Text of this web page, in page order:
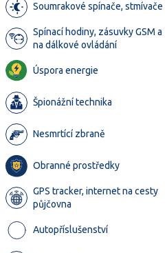
Soumrakové spínače, stmívače
Spínací hodiny, zásuvky GSM a
na dálkové ovládání
Úspora energie
Špionážní technika
Nesmrtící zbraně
Obranné prostředky
GPS tracker, internet na cesty
půjčovna
Autopříslušenství